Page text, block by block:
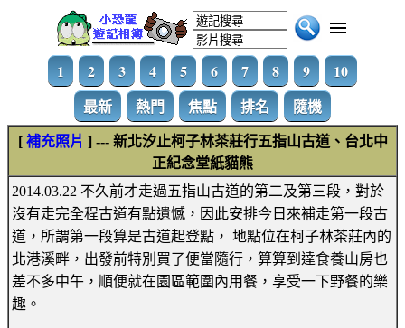
1 2 3 4 5 6 7 8 9
10
最新
熱門 焦點 排名 隨機
[ 補充照片 ] --- 新北汐止柯子林茶莊行五指山古道、台北中
正紀念堂紙貓熊
2014.03.22 不久前才走過五指山古道的第二及第三段，對於
沒有走完全程古道有點遺憾，因此安排今日來補走第一段古
道，所謂第一段算是古道起登點， 地點位在柯子林茶莊內的
北港溪畔，出發前特別買了便當隨行，算算到達食養山房也
差不多中午，順便就在園區範圍內用餐，享受一下野餐的樂
趣。